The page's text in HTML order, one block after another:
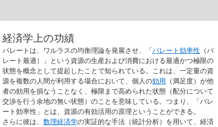
経済学上の功績
パレートは、ワルラスの均衡理論を発展させ、「パレート効率性 （パ
レート最適）」という資源の生産および消費における最適かつ極限の
状態を概念として提起したことで知られている。これは、一定量の資
源を複数の人間が利用する場合において、個人の効用 （満足度）が他
者の効用を損なうことなく、極限まで高められた状態（配分について
交渉を行う余地の無い状態）のことを意味している。つまり、「パレ
ート効率性」とは、資源の有効活用の原理ということができる。
さらに彼は、 数理経済学の実証的な手法（統計分析）を用いて、経済